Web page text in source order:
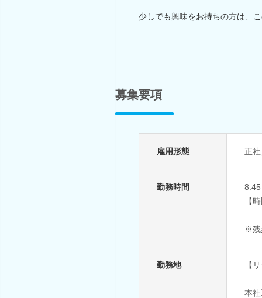
少しでも興味をお持ちの方は、
募集要項
雇用形態 正
勤務時間
【
※残
勤務地 【
本